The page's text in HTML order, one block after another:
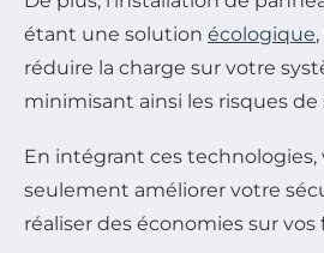
étant une solution écologique
réduire la charge sur votre
minimisant ainsi les risques de
En intégrant ces technologies,
seulement améliorer votre
réaliser des économies sur vos